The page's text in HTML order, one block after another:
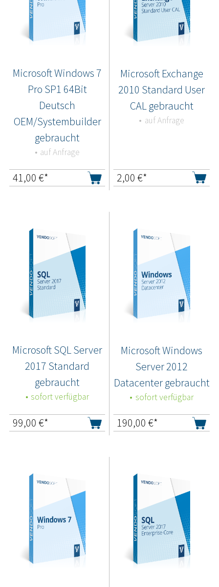
Microsoft Windows 7
Pro SP1 64Bit
Deutsch
OEM/Systembuilder
gebraucht
auf Anfrage
41,00 €*
Microsoft Exchange
2010 Standard User
CAL gebraucht
auf Anfrage
2,00 €*
Microsoft SQL Server
2017 Standard
gebraucht
sofort verfügbar
99,00 €*
Microsoft Windows
Server 2012
Datacenter gebraucht
sofort verfügbar
190,00 €*